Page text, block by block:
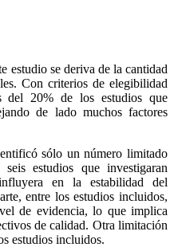
estudio se deriva de la cantidad
Con criterios de elegibilidad
del 20% de los estudios que
de lado muchos factores
sólo un número limitado
estudios que investigaran
en la estabilidad del
entre los estudios incluidos,
de evidencia, lo que implica
de calidad. Otra limitación
estudios incluidos.